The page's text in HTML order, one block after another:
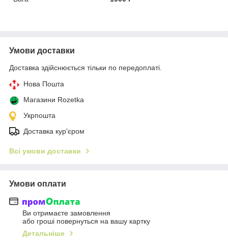
Умови доставки
Доставка здійснюється тільки по передоплаті.
Нова Пошта
Магазини Rozetka
Укрпошта
Доставка кур'єром
Всі умови доставки
Умови оплати
Ви отримаєте замовлення
або гроші повернуться на вашу картку
Детальніше